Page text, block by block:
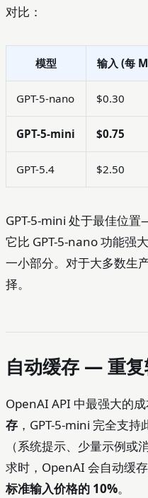
对比：
模型 输入 (每
GPT-5-nano $0.30
GPT-5-mini $0.75
GPT-5.4 $2.50
GPT-5-mini 处于最佳位
它比 GPT-5-nano 功能强
一小部分。对于大多数生
择。
自动缓存 — 重
OpenAI API 中最强大的
存 ，GPT-5-mini 完全支
（系统提示、少量示例
求时，OpenAI 会自动缓
标准输入价格的 10%。